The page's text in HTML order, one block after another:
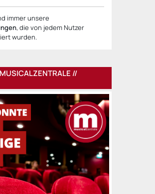
immer unsere
, die von jedem Nutzer
wurden.
//